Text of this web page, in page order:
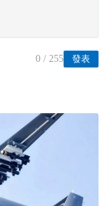
發表
0 / 255